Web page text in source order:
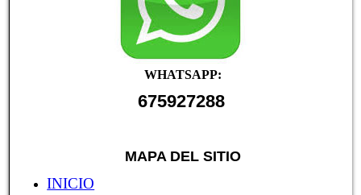
WHATSAPP:
675927288
MAPA DEL SITIO
INICIO